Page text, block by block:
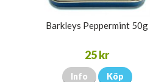
Barkleys Peppermint 50g
25 kr
Info Köp